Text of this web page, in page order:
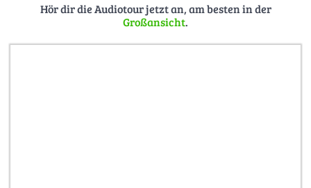
Hör dir die Audiotour jetzt an, am besten in der
Großansicht.